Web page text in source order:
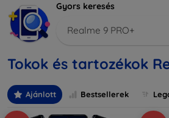
Gyors keresés
Realme 9 PRO+
Tokok és tartozékok
Ajánlott Bestsellerek